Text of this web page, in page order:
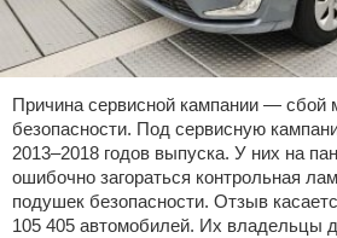
Причина сервисной кампании — сбой
безопасности. Под сервисную
2013–2018 годов выпуска. У них на
ошибочно загораться контрольная
подушек безопасности. Отзыв
105 405 автомобилей. Их владельцы